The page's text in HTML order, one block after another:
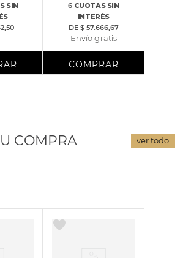
SIN
6CUOTAS SIN
INTERÉS
DE $ 57.666,67
Envío gratis
COMPRA ver todo